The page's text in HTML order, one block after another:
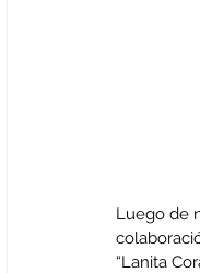
Luego de
“Lanita